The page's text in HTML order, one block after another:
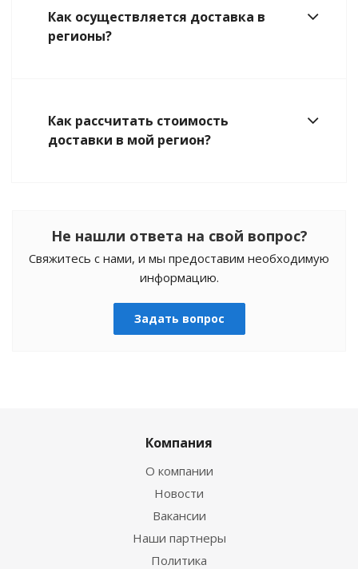
Как осуществляется доставка в
регионы?
Как рассчитать стоимость
доставки в мой регион?
Не нашли ответа на свой вопрос?
Свяжитесь с нами, и мы предоставим необходимую
информацию.
Задать вопрос
Компания
О компании
Новости
Вакансии
Наши партнеры
Политика